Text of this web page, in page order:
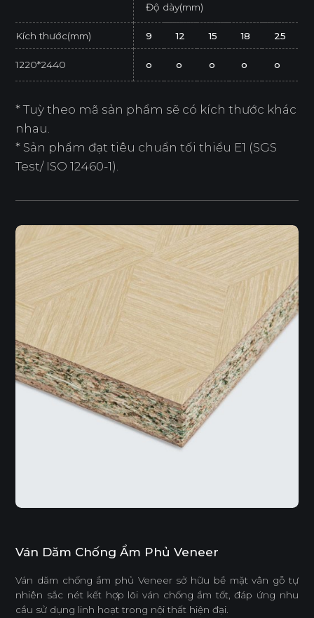
Độ dày(mm)
Kích thước(mm) 9 12 15 18 25
1220*2440 o o o o o
* Tuỳ theo mã sản phẩm sẽ có kích thước khác
nhau.
* Sản phẩm đạt tiêu chuẩn tối thiểu E1 (SGS
Test/ ISO 12460-1).
Ván Dăm Chống Ẩm Phủ Veneer
Ván dăm chống ẩm phủ Veneer sở hữu bề mặt vân gỗ tự
nhiên sắc nét kết hợp lõi ván chống ẩm tốt, đáp ứng nhu
cầu sử dụng linh hoạt trong nội thất hiện đại.